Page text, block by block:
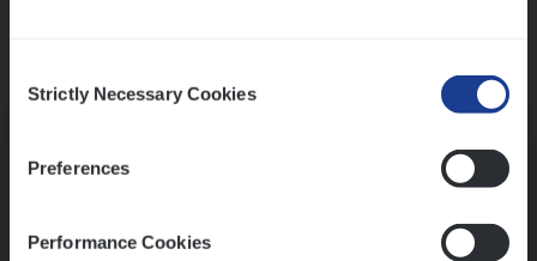
Selection
Strictly Necessary Cookies
Preferences
Performance Cookies